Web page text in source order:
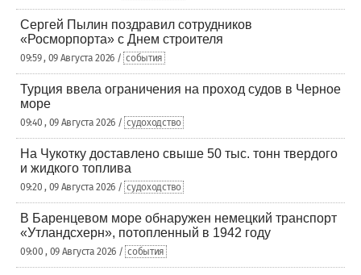
Сергей Пылин поздравил сотрудников
«Росморпорта» с Днем строителя
09:59 , 09 Августа 2026 / события
Турция ввела ограничения на проход судов в Черное
море
09:40 , 09 Августа 2026 / судоходство
На Чукотку доставлено свыше 50 тыс. тонн твердого
и жидкого топлива
09:20 , 09 Августа 2026 / судоходство
В Баренцевом море обнаружен немецкий транспорт
«Утландсхерн», потопленный в 1942 году
09:00 , 09 Августа 2026 / события